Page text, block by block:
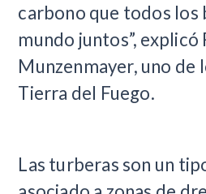
carbono que todos los
mundo juntos”, explicó
Munzenmayer, uno de
Tierra del Fuego.
Las turberas son un